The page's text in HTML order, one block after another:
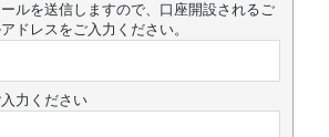
ルを送信しますので、口座開設されるご
ドレスをご入力ください。
力ください